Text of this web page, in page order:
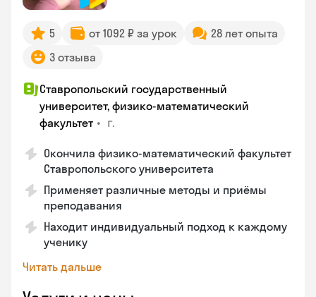
5 от 1092 ₽ за урок
28 лет опыта
3 отзыва
Ставропольский государственный
университет, физико-математический
факультет • г.
Окончила физико-математический факультет
Ставропольского университета
Применяет различные методы и приёмы
преподавания
Находит индивидуальный подход к каждому
ученику
Читать дальше